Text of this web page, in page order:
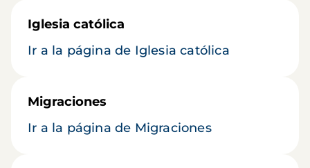
Iglesia católica
Ir a la página de Iglesia católica
Migraciones
Ir a la página de Migraciones